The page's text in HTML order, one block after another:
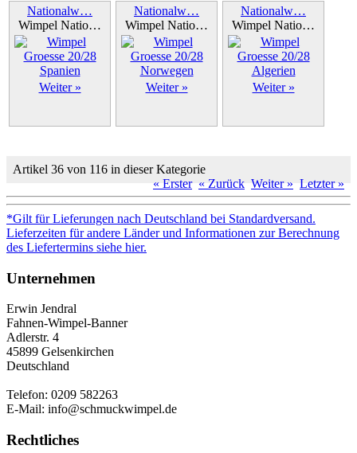
Nationalw…
Wimpel Natio…
Weiter »
Nationalw…
Wimpel Natio…
Weiter »
Nationalw…
Wimpel Natio…
Weiter »
Artikel 36 von 116 in dieser Kategorie
« Erster « Zurück Weiter » Letzter »
*Gilt für Lieferungen nach Deutschland bei Standardversand.
Lieferzeiten für andere Länder und Informationen zur Berechnung
des Liefertermins siehe hier.
Unternehmen
Erwin Jendral
Fahnen-Wimpel-Banner
Adlerstr. 4
45899 Gelsenkirchen
Deutschland
Telefon: 0209 582263
E-Mail: info@schmuckwimpel.de
Rechtliches